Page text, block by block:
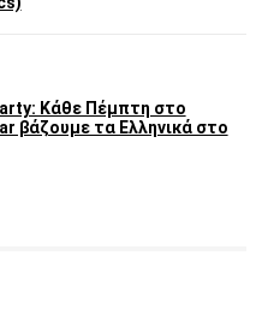
Κάθε Πέμπτη στο
βάζουμε τα Ελληνικά στο